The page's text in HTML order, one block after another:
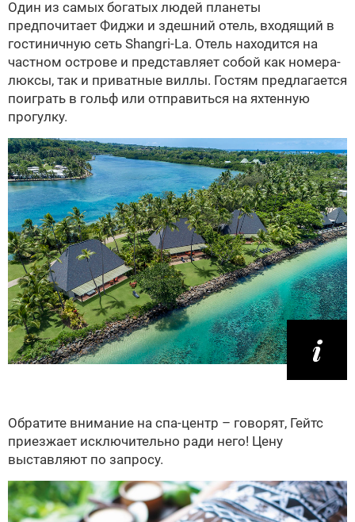
Один из самых богатых людей планеты
предпочитает Фиджи и здешний отель, входящий в
гостиничную сеть Shangri-La. Отель находится на
частном острове и представляет собой как номера-
люксы, так и приватные виллы. Гостям предлагается
поиграть в гольф или отправиться на яхтенную
прогулку.
Обратите внимание на спа-центр – говорят, Гейтс
приезжает исключительно ради него! Цену
выставляют по запросу.